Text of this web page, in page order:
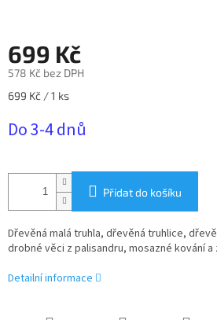
699 Kč
578 Kč bez DPH
Měrná
699 Kč / 1 ks
Do 3-4 dnů
Přidat do košíku
Dřevěná malá truhla, dřevěná truhlice,
drobné věci z palisandru, mosazné kování a
Detailní informace